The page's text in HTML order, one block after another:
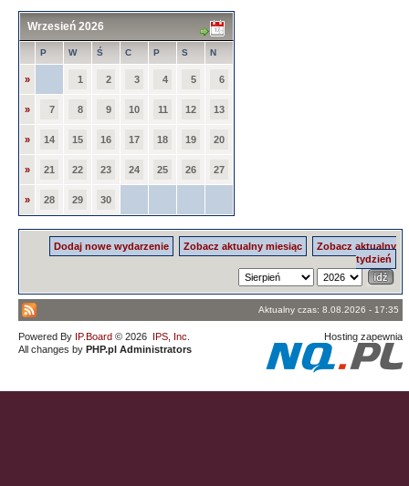
Wrzesień 2026
P W Ś C P S N
» 1 2 3 4 5 6
» 7 8 9 10 11 12 13
» 14 15 16 17 18 19 20
» 21 22 23 24 25 26 27
» 28 29 30
Dodaj nowe wydarzenie Zobacz aktualny miesiąc
Zobacz aktualny
tydzień
Aktualny czas: 8.08.2026 - 17:35
Powered By IP.Board © 2026 IPS, Inc
All changes by PHP.pl Administrators
Hosting zapewnia